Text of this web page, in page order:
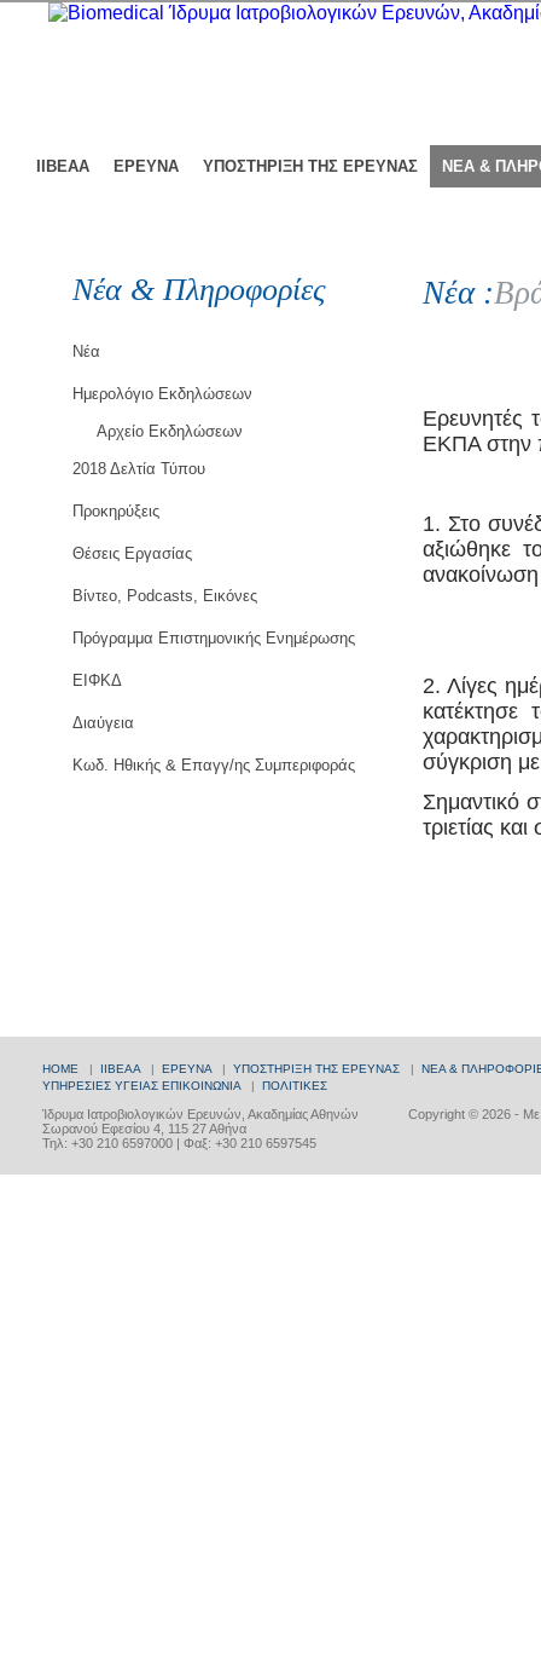
ΙΙΒΕΑΑ ΕΡΕΥΝΑ ΥΠΟΣΤΗΡΙΞΗ ΤΗΣ ΕΡΕΥΝΑΣ ΝΕΑ &
Νέα & Πληροφορίες
Νέα
Ημερολόγιο Εκδηλώσεων
Αρχείο Εκδηλώσεων
2018 Δελτία Τύπου
Προκηρύξεις
Θέσεις Εργασίας
Βίντεο, Podcasts, Εικόνες
Πρόγραμμα Επιστημονικής Ενημέρωσης
ΕΙΦΚΔ
Διαύγεια
Κωδ. Ηθικής & Επαγγ/ης Συμπεριφοράς
Νέα :
Ερευνητές
ΕΚΠΑ στην
1. Στο
αξιώθηκε
2. Λίγες
κατέκτησε
σύγκριση
Σημαντικό
τριετίας
HOME | ΙΙΒΕΑΑ | ΕΡΕΥΝΑ | ΥΠΟΣΤΗΡΙΞΗ ΤΗΣ ΕΡΕΥΝΑΣ | ΝΕΑ &
ΥΠΗΡΕΣΙΕΣ ΥΓΕΙΑΣ ΕΠΙΚΟΙΝΩΝΙΑ | ΠΟΛΙΤΙΚΕΣ
Copyright © 2026 - Με
Ίδρυμα Ιατροβιολογικών Ερευνών, Ακαδημίας Αθηνών
Σωρανού Εφεσίου 4, 115 27 Αθήνα
Τηλ: +30 210 6597000 | Φαξ: +30 210 6597545